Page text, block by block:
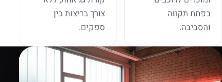
בפתח תקווה
והסביבה.
צורך בריצות בין
ספקים.